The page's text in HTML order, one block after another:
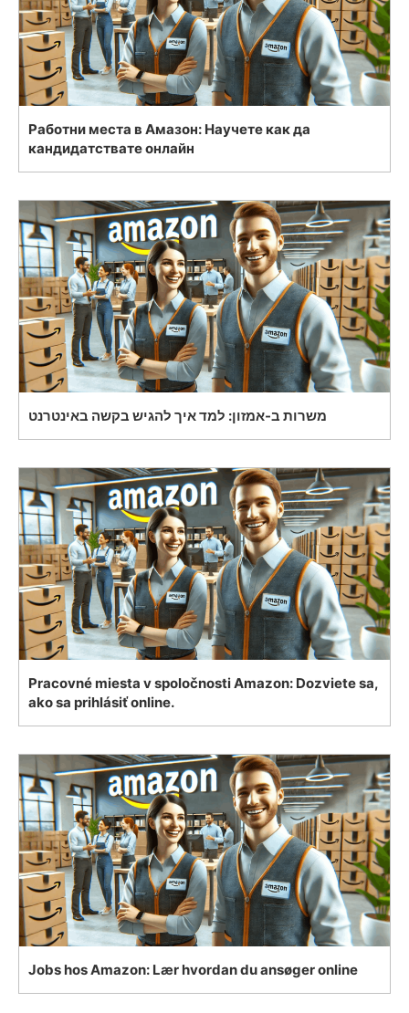
Работни места в Амазон: Научете как да
кандидатствате онлайн
משרות ב-אמזון: למד איך להגיש בקשה באינטרנט
Pracovné miesta v spoločnosti Amazon: Dozviete sa,
ako sa prihlásiť online.
Jobs hos Amazon: Lær hvordan du ansøger online